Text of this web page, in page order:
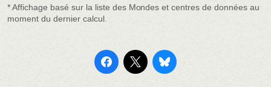
* Affichage basé sur la liste des Mondes et centres de données au
moment du dernier calcul.